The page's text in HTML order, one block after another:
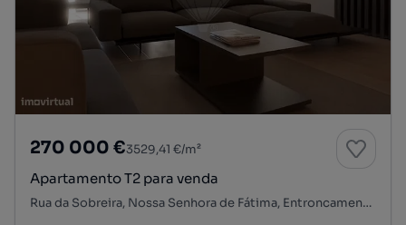
270 000 €3529,41 €/m²
Apartamento T2 para venda
Rua da Sobreira, Nossa Senhora de Fátima, Entroncamento, Santarém